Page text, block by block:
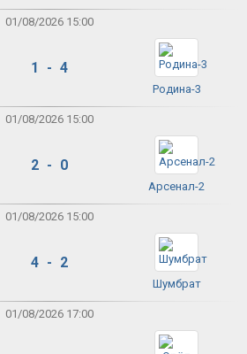
01/08/2026 15:00
1 - 4
Родина-3
01/08/2026 15:00
2 - 0
Арсенал-2
01/08/2026 15:00
4 - 2
Шумбрат
01/08/2026 17:00